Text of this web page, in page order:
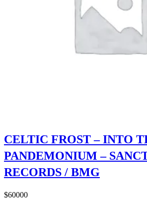
CELTIC FROST – INTO
PANDEMONIUM –
RECORDS / BMG
$60000